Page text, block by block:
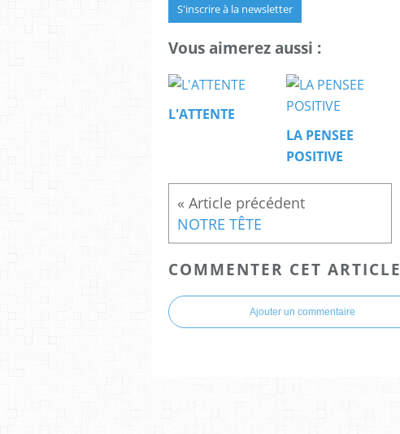
S'inscrire à la newsletter
Vous aimerez aussi :
L'ATTENTE
LA PENSEE
POSITIVE
NOTRE TÊTE
COMMENTER CET ARTICLE
Ajouter un commentaire